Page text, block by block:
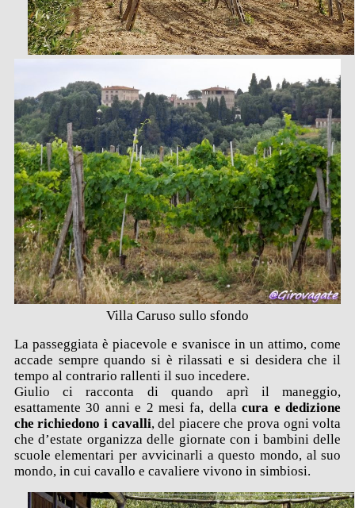
Villa Caruso sullo sfondo
La passeggiata è piacevole e svanisce in un attimo, come
accade sempre quando si è rilassati e si desidera che il
tempo al contrario rallenti il suo incedere.
Giulio ci racconta di quando aprì il maneggio,
esattamente 30 anni e 2 mesi fa, dellacura e dedizione
che richiedono i cavalli, del piacere che prova ogni volta
che d’estate organizza delle giornate con i bambini delle
scuole elementari per avvicinarli a questo mondo, al suo
mondo, in cui cavallo e cavaliere vivono in simbiosi.